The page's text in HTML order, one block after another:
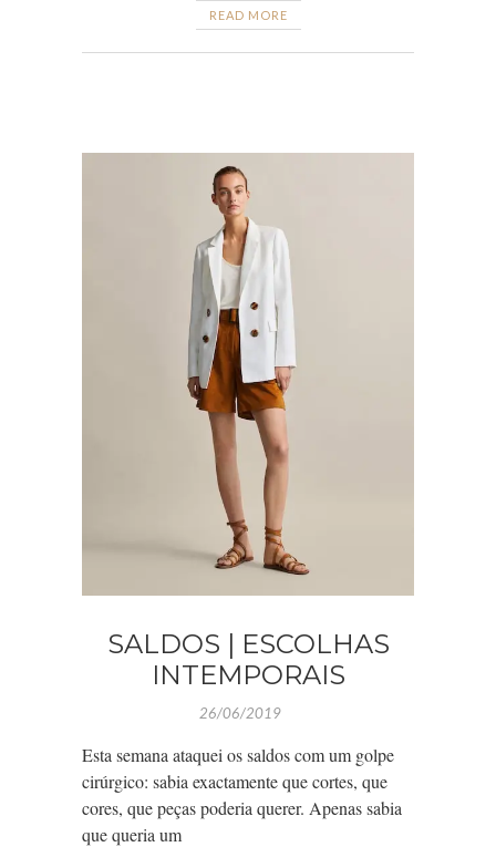
READ MORE
SALDOS | ESCOLHAS
INTEMPORAIS
26/06/2019
Esta semana ataquei os saldos com um golpe
cirúrgico: sabia exactamente que cortes, que
cores, que peças poderia querer. Apenas sabia
que queria um